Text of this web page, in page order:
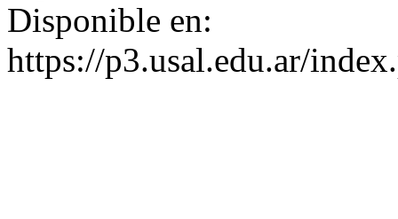
Disponible en:
https://p3.usal.edu.ar/